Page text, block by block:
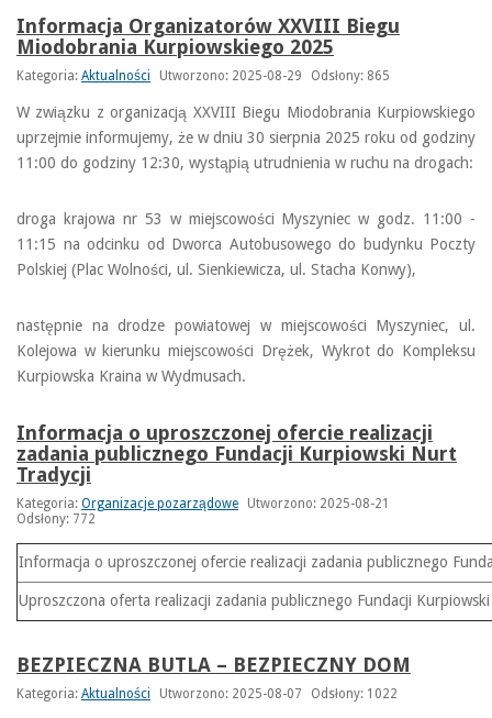
Informacja Organizatorów XXVIII Biegu
Miodobrania Kurpiowskiego 2025
Kategoria: Aktualności Utworzono: 2025-08-29 Odsłony: 865
W związku z organizacją XXVIII Biegu Miodobrania Kurpiowskiego
uprzejmie informujemy, że w dniu 30 sierpnia 2025 roku od godziny
11:00 do godziny 12:30, wystąpią utrudnienia w ruchu na drogach:
droga krajowa nr 53 w miejscowości Myszyniec w godz. 11:00 -
11:15 na odcinku od Dworca Autobusowego do budynku Poczty
Polskiej (Plac Wolności, ul. Sienkiewicza, ul. Stacha Konwy),
następnie na drodze powiatowej w miejscowości Myszyniec, ul.
Kolejowa w kierunku miejscowości Drężek, Wykrot do Kompleksu
Kurpiowska Kraina w Wydmusach.
Informacja o uproszczonej ofercie realizacji
zadania publicznego Fundacji Kurpiowski Nurt
Tradycji
Kategoria: Organizacje pozarządowe
Utworzono: 2025-08-21
Odsłony: 772
Informacja o uproszczonej ofercie realizacji zadania publicznego
Uproszczona oferta realizacji zadania publicznego Fundacji
BEZPIECZNA BUTLA – BEZPIECZNY DOM
Kategoria: Aktualności Utworzono: 2025-08-07 Odsłony: 1022